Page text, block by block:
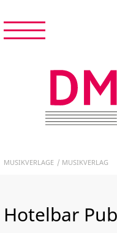
START
NEWS &
MUSIKVERLAGE
MUSIKVERLAGE MUSIKVERLAG
Hotelbar